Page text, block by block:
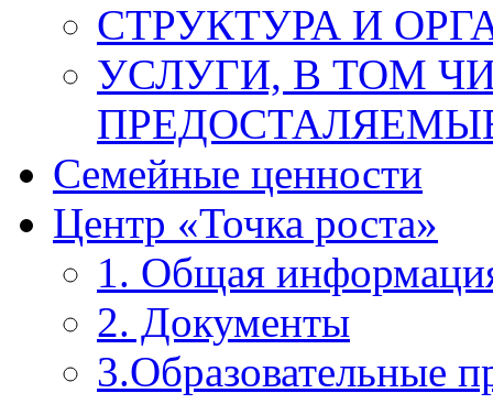
СТРУКТУРА И
УСЛУГИ, В ТОМ
Семейные ценности
Центр «Точка роста»
1. Общая
2. Документы
3.Образовательные